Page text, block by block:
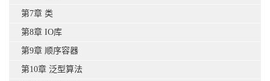
第7章 类
第8章 IO库
第9章 顺序容器
第10章 泛型算法